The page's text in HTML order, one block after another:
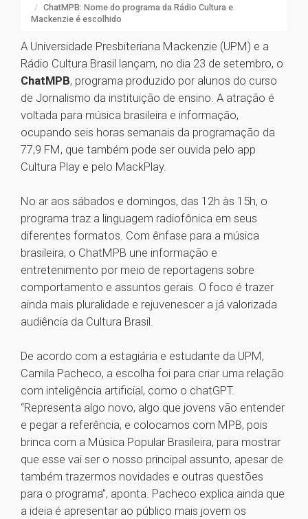
ChatMPB: Nome do programa da Rádio Cultura e
Mackenzie é escolhido
A Universidade Presbiteriana Mackenzie (UPM) e a
Rádio Cultura Brasil lançam, no dia 23 de setembro, o
ChatMPB, programa produzido por alunos do curso
de Jornalismo da instituição de ensino. A atração é
voltada para música brasileira e informação,
ocupando seis horas semanais da programação da
77,9 FM, que também pode ser ouvida pelo app
Cultura Play e pelo MackPlay.
No ar aos sábados e domingos, das 12h às 15h, o
programa traz a linguagem radiofônica em seus
diferentes formatos. Com ênfase para a música
brasileira, o ChatMPB une informação e
entretenimento por meio de reportagens sobre
comportamento e assuntos gerais. O foco é trazer
ainda mais pluralidade e rejuvenescer a já valorizada
audiência da Cultura Brasil.
De acordo com a estagiária e estudante da UPM,
Camila Pacheco, a escolha foi para criar uma relação
com inteligência artificial, como o chatGPT.
“Representa algo novo, algo que jovens vão entender
e pegar a referência, e colocamos com MPB, pois
brinca com a Música Popular Brasileira, para mostrar
que esse vai ser o nosso principal assunto, apesar de
também trazermos novidades e outras questões
para o programa”, aponta. Pacheco explica ainda que
a ideia é apresentar ao público mais jovem os